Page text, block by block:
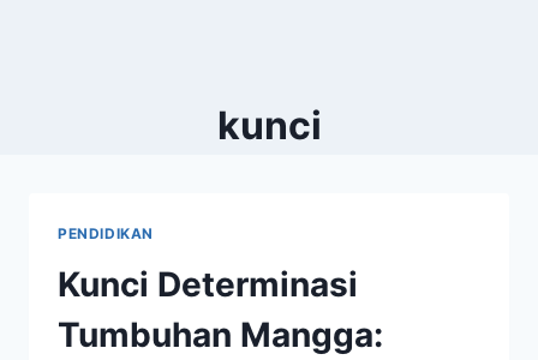
kunci
PENDIDIKAN
Kunci Determinasi
Tumbuhan Mangga: